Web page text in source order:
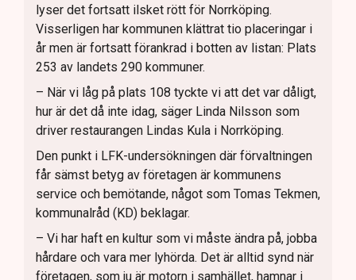
lyser det fortsatt ilsket rött för Norrköping.
Visserligen har kommunen klättrat tio placeringar i
år men är fortsatt förankrad i botten av listan: Plats
253 av landets 290 kommuner.
– När vi låg på plats 108 tyckte vi att det var dåligt,
hur är det då inte idag, säger Linda Nilsson som
driver restaurangen Lindas Kula i Norrköping.
Den punkt i LFK-undersökningen där förvaltningen
får sämst betyg av företagen är kommunens
service och bemötande, något som Tomas Tekmen,
kommunalråd (KD) beklagar.
– Vi har haft en kultur som vi måste ändra på, jobba
hårdare och vara mer lyhörda. Det är alltid synd när
företagen, som ju är motorn i samhället, hamnar i